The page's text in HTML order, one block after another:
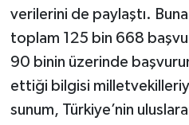
verilerini de paylaştı.
toplam 125 bin 668
90 binin üzerinde
ettiği bilgisi
sunum, Türkiye’nin